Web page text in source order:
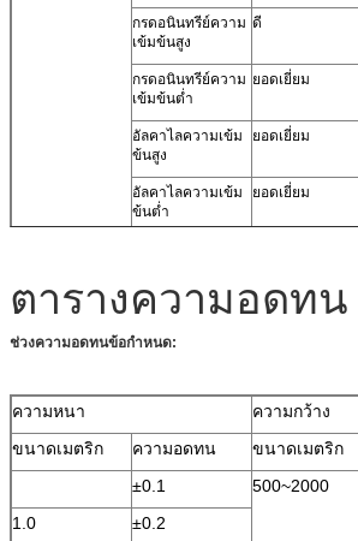
กรดอนินทรีย์ความ
เข้มข้นสูง
ดี
กรดอนินทรีย์ความ
เข้มข้นต่ำ
ยอดเยี่ยม
อัลคาไลความเข้ม
ข้นสูง
ยอดเยี่ยม
อัลคาไลความเข้ม
ข้นต่ำ
ยอดเยี่ยม
อัตโนมัติ, ลิ่มประตู
และหน้าต่าง, ท่อ
ตารางความอดทน
ช่วงความอดทนข้อกำหนด:
ความหนา
ความกว้าง
ขนาดเมตริก
ความอดทน ขนาดเมตริก
±0.1
500~2000
1.0
±0.2